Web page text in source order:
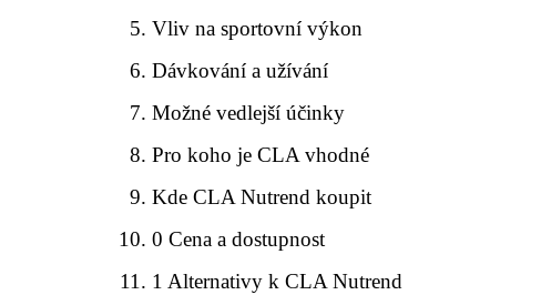
Vliv na sportovní výkon
Dávkování a užívání
Možné vedlejší účinky
Pro koho je CLA vhodné
Kde CLA Nutrend koupit
0 Cena a dostupnost
1 Alternativy k CLA Nutrend